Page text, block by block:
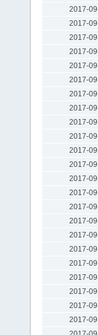
2017-
2017-
2017-
2017-
2017-
2017-
2017-
2017-
2017-
2017-
2017-
2017-
2017-
2017-
2017-
2017-
2017-
2017-
2017-
2017-
2017-
2017-
2017-